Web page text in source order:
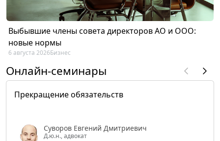
Выбывшие члены совета директоров АО и ООО:
новые нормы
6 августа 2026Бизнес
Онлайн-семинары
Прекращение обязательств
Суворов Евгений Дмитриевич
Д.ю.н., адвокат